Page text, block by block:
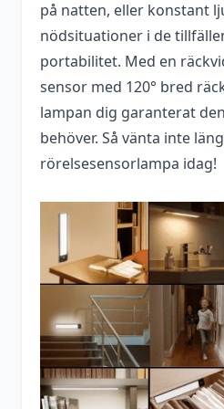
på natten, eller konstant
nödsituationer i de
portabilitet. Med en
sensor med 120° bred
lampan dig garanterat
behöver. Så vänta inte
rörelsesensorlampa idag!